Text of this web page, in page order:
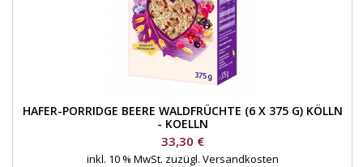
HAFER-PORRIDGE BEERE WALDFRÜCHTE (6 X 375 G) KÖLLN
- KOELLN
Preis
33,30 €
inkl. 10 % MwSt. zuzügl. Versandkosten